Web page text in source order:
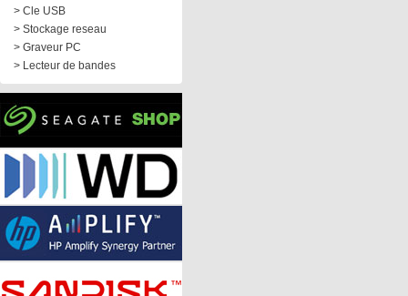
> Cle USB
> Stockage reseau
> Graveur PC
> Lecteur de bandes